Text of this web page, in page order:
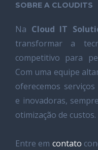
SOBRE A CLOUDITS
Na Cloud IT
transformar a
competitivo para
Com uma equipe
oferecemos
e inovadoras,
otimização de custos.
Entre em contato